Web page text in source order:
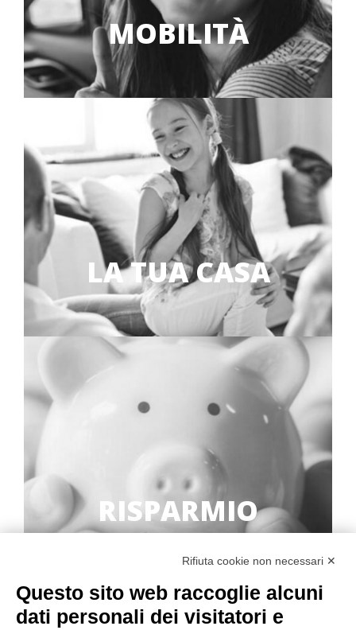
MOBILITÀ
LA TUA CASA
RISPARMIO
Rifiuta cookie non necessari ✕
Questo sito web raccoglie alcuni
dati personali dei visitatori e